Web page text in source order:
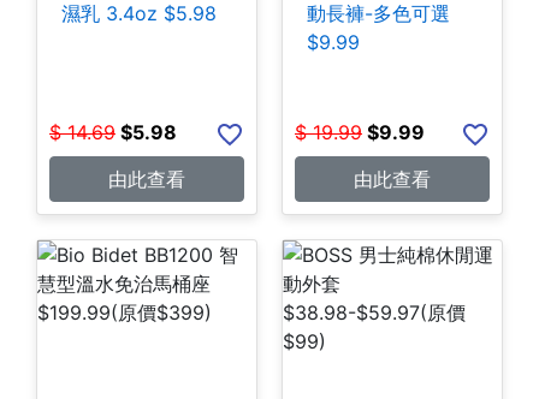
濕乳 3.4oz $5.98
$ 14.69 $5.98
由此查看
動長褲-多色可選
$9.99
$ 19.99 $9.99
由此查看